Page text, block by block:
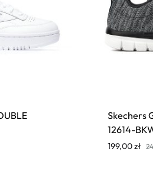
Skechers
12614-
199,00zł